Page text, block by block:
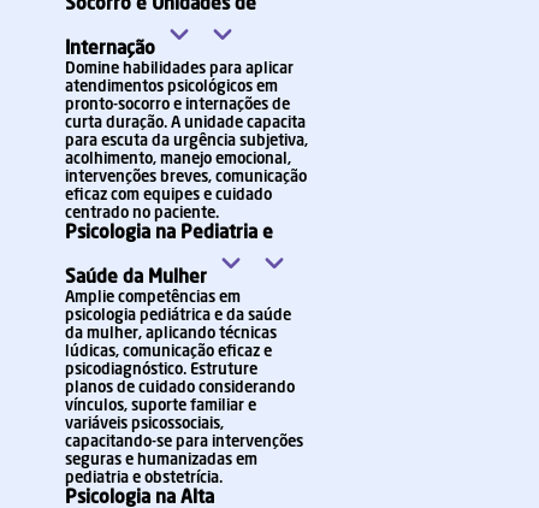
Socorro e Unidades de
Internação
Domine habilidades para aplicar
atendimentos psicológicos em
pronto-socorro e internações de
curta duração. A unidade capacita
para escuta da urgência subjetiva,
acolhimento, manejo emocional,
intervenções breves, comunicação
eficaz com equipes e cuidado
centrado no paciente.
Psicologia na Pediatria e
Saúde da Mulher
Amplie competências em
psicologia pediátrica e da saúde
da mulher, aplicando técnicas
lúdicas, comunicação eficaz e
psicodiagnóstico. Estruture
planos de cuidado considerando
vínculos, suporte familiar e
variáveis psicossociais,
capacitando-se para intervenções
seguras e humanizadas em
pediatria e obstetrícia.
Psicologia na Alta